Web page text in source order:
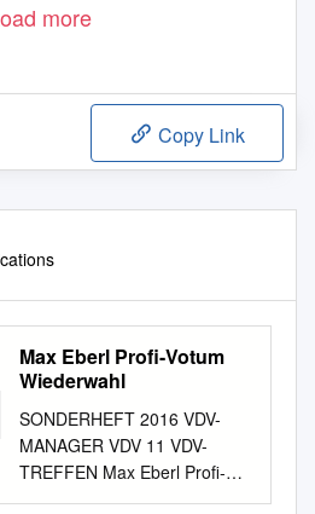
more
Copy Link
Max Eberl Profi-Votum
Wiederwahl
SONDERHEFT 2016 VDV-
MANAGER VDV 11 VDV-
TREFFEN Max Eberl Profi-
Votum Wiederwahl „Fohlenelf“